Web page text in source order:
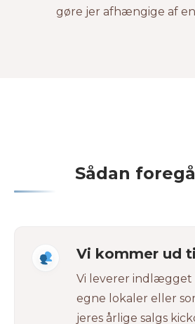
gøre jer afhængige af
Sådan
Vi kommer ud
Vi leverer indlægget
egne lokaler eller
jeres årlige salgs